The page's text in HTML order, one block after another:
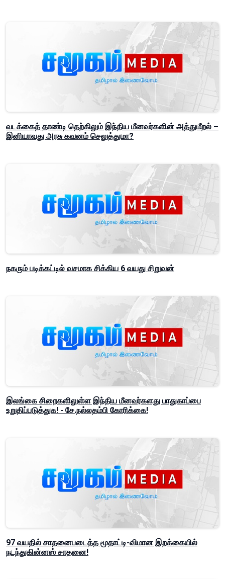
வடக்கைத் தாண்டி தெற்கிலும் இந்திய மீனவர்களின் அத்துமீறல் –
இனியாவது அரசு கவனம் செலுத்துமா?
நகரும் படிக்கட்டில் வசமாக சிக்கிய 6 வயது சிறுவன்
இலங்கை சிறைகளிலுள்ள இந்திய மீனவர்களது பாதுகாப்பை
உறுதிப்படுத்துக! - சே.நல்லதம்பி கோரிக்கை!
97 வயதில் சாதனைபடைத்த மூதாட்டி-விமான இறக்கையில்
நடந்துகின்னஸ் சாதனை!